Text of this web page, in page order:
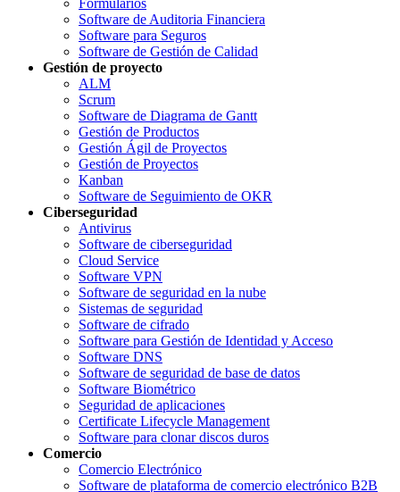
Formularios
Software de Auditoria Financiera
Software para Seguros
Software de Gestión de Calidad
Gestión de proyecto
ALM
Scrum
Software de Diagrama de Gantt
Gestión de Productos
Gestión Ágil de Proyectos
Gestión de Proyectos
Kanban
Software de Seguimiento de OKR
Ciberseguridad
Antivirus
Software de ciberseguridad
Cloud Service
Software VPN
Software de seguridad en la nube
Sistemas de seguridad
Software de cifrado
Software para Gestión de Identidad y Acceso
Software DNS
Software de seguridad de base de datos
Software Biométrico
Seguridad de aplicaciones
Certificate Lifecycle Management
Software para clonar discos duros
Comercio
Comercio Electrónico
Software de plataforma de comercio electrónico B2B